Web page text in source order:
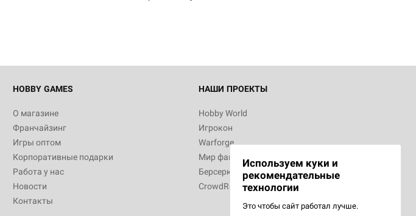
HOBBY GAMES
О магазине
Франчайзинг
Игры оптом
Корпоративные подарки
Работа у нас
Новости
Контакты
НАШИ ПРОЕКТЫ
Hobby World
Игрокон
Warforge
Мир фантастики
Берсерк
CrowdRepublic
Используем куки и
рекомендательные
технологии
Это чтобы сайт работал лучше.